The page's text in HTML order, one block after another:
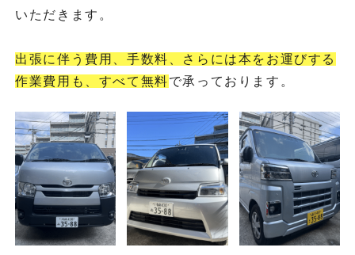
いただきます。
出張に伴う費用、手数料、さらには本をお運びする
作業費用も、すべて無料で承っております。